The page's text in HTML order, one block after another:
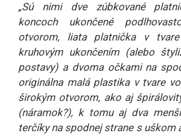
„Sú nimi dve zúbkované
koncoch ukončené
otvorom, liata platnička v
kruhovým ukončením (alebo
postavy) a dvoma očkami na
originálna malá plastika v tvare
širokým otvorom, ako aj
(náramok?), k tomu aj dva
terčíky na spodnej strane s uškom